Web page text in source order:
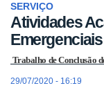
SERVIÇO
Atividades
Trabalho de Conclusão
29/07/2020 - 16:19